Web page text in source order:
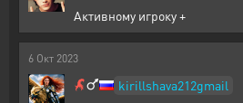
Активному игроку +
6 Окт 2023
kirillshava212gmail